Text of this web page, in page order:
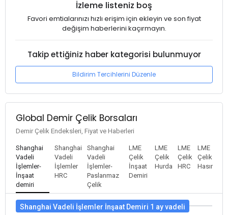
İzleme listeniz boş
Favori emtialarınızı hızlı erişim için ekleyin ve son fiyat
değişim haberlerini kaçırmayın.
Takip ettiğiniz haber kategorisi bulunmuyor
Bildirim Tercihlerini Düzenle
Global Demir Çelik Borsaları
Demir Çelik Endeksleri, Fiyat ve Haberleri
Shanghai
Vadeli
İşlemler-
İnşaat
demiri
Shanghai
Vadeli
İşlemler
HRC
Shanghai
Vadeli
İşlemler-
Paslanmaz
Çelik
LME
Çelik
İnşaat
Demiri
LME
Çelik
Hurda
LME
Çelik
HRC
LME
Çelik
Hasır
Shanghai Vadeli İşlemler İnşaat Demiri 1 ay vadeli